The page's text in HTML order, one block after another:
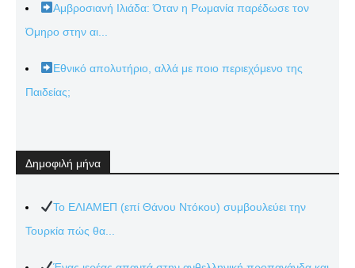
Αμβροσιανή Ιλιάδα: Όταν η Ρωμανία παρέδωσε τον
Όμηρο στην αι...
Εθνικό απολυτήριο, αλλά με ποιο περιεχόμενο της
Παιδείας;
Δημοφιλή μήνα
Το ΕΛΙΑΜΕΠ (επί Θάνου Ντόκου) συμβουλεύει την
Τουρκία πώς θα...